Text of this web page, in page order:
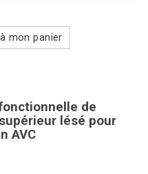
mon panier
de
lésé pour
AVC